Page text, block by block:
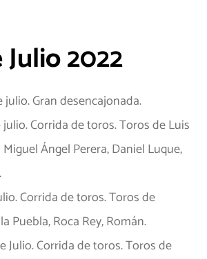
2022
julio. Gran desencajonada.
julio. Corrida de toros. Toros de Luis
Ángel Perera, Daniel Luque,
Corrida de toros. Toros de
Puebla, Roca Rey, Román.
Julio. Corrida de toros. Toros de